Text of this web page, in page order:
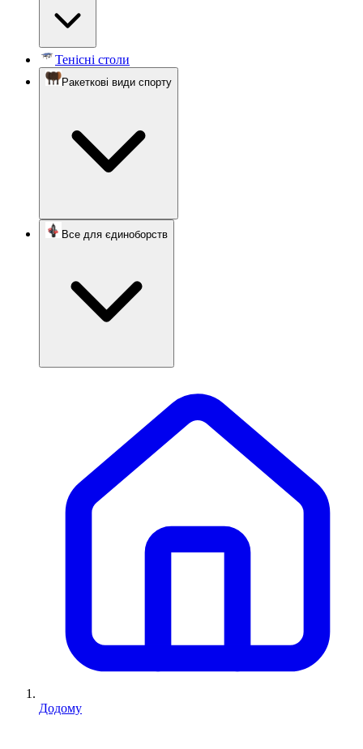
Тенісні столи
Ракеткові види спорту
Все для єдиноборств
Додому